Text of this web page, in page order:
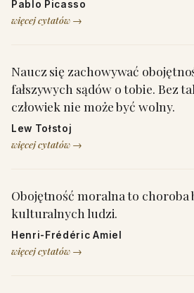
Pablo Picasso
więcej cytatów →
Naucz się zachowywać
fałszywych sądów o tobie. Bez
człowiek nie może być wolny.
Lew Tołstoj
więcej cytatów →
Obojętność moralna to choroba
kulturalnych ludzi.
Henri-Frédéric Amiel
więcej cytatów →